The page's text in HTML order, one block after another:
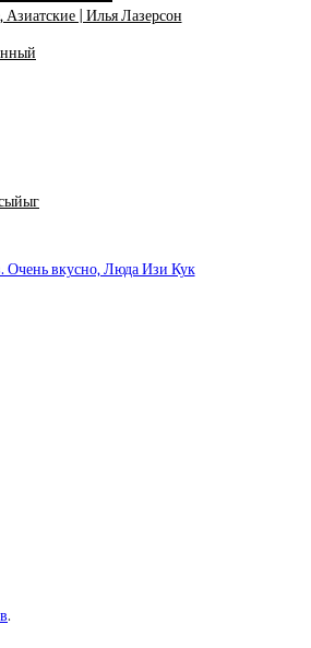
| Илья Лазерсон
Очень вкусно, Люда Изи Кук
.